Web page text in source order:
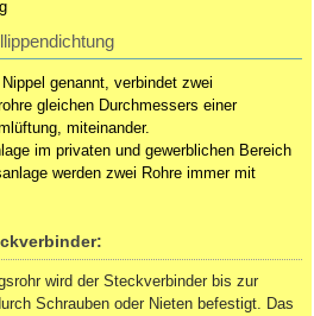
genannt, verbindet zwei
gleichen Durchmessers einer
miteinander.
im privaten und gewerblichen Bereich
werden zwei Rohre immer mit
wird der Steckverbinder bis zur
Schrauben oder Nieten befestigt. Das